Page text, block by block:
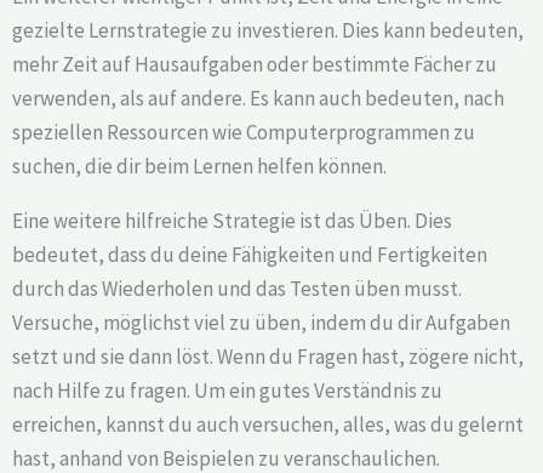
gezielte Lernstrategie zu investieren. Dies kann bedeuten,
mehr Zeit auf Hausaufgaben oder bestimmte Fächer zu
verwenden, als auf andere. Es kann auch bedeuten, nach
speziellen Ressourcen wie Computerprogrammen zu
suchen, die dir beim Lernen helfen können.
Eine weitere hilfreiche Strategie ist das Üben. Dies
bedeutet, dass du deine Fähigkeiten und Fertigkeiten
durch das Wiederholen und das Testen üben musst.
Versuche, möglichst viel zu üben, indem du dir Aufgaben
setzt und sie dann löst. Wenn du Fragen hast, zögere nicht,
nach Hilfe zu fragen. Um ein gutes Verständnis zu
erreichen, kannst du auch versuchen, alles, was du gelernt
hast, anhand von Beispielen zu veranschaulichen.